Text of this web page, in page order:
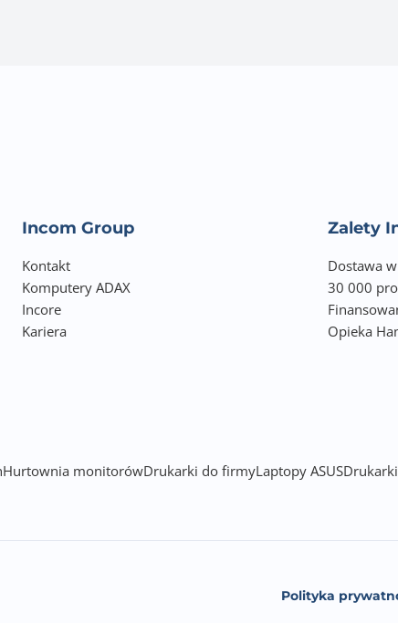
Incom Group
Kontakt
Komputery ADAX
Incore
Kariera
Zalety
Dostawa
30 000
Opieka
Hurtownia monitorówDrukarki do firmyLaptopy ASUS
Polityka